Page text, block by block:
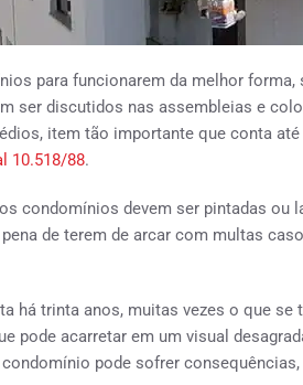
para funcionarem da melhor
ser discutidos nas assembleias e
item tão importante que conta
10.518/88.
condomínios devem ser pintadas ou
de terem de arcar com multas
há trinta anos, muitas vezes o que se
pode acarretar em um visual
pode sofrer